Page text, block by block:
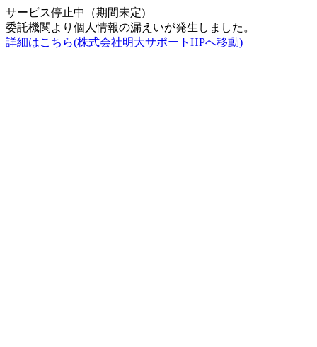
サービス停止中（期間未定)
委託機関より個人情報の漏えいが発生しました。
詳細はこちら(株式会社明大サポートHPへ移動)